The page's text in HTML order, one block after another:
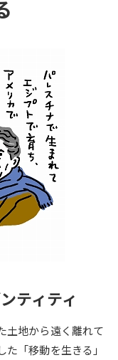
パンフ
資料請求
共通テスト「受験案
求
ティティ
土地から遠く離れて
「移動を生きる」